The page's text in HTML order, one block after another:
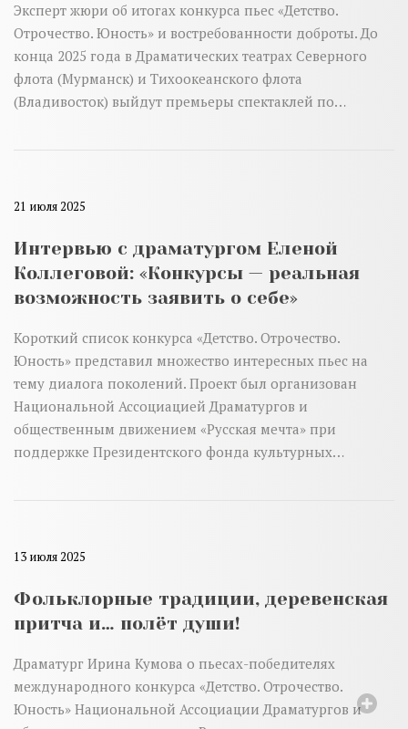
Эксперт жюри об итогах конкурса пьес «Детство.
Отрочество. Юность» и востребованности доброты. До
конца 2025 года в Драматических театрах Северного
флота (Мурманск) и Тихоокеанского флота
(Владивосток) выйдут премьеры спектаклей по…
21 июля 2025
Интервью с драматургом Еленой
Коллеговой: «Конкурсы — реальная
возможность заявить о себе»
Короткий список конкурса «Детство. Отрочество.
Юность» представил множество интересных пьес на
тему диалога поколений. Проект был организован
Национальной Ассоциацией Драматургов и
общественным движением «Русская мечта» при
поддержке Президентского фонда культурных…
13 июля 2025
Фольклорные традиции, деревенская
притча и… полёт души!
Драматург Ирина Кумова о пьесах-победителях
международного конкурса «Детство. Отрочество.
Юность» Национальной Ассоциации Драматургов и